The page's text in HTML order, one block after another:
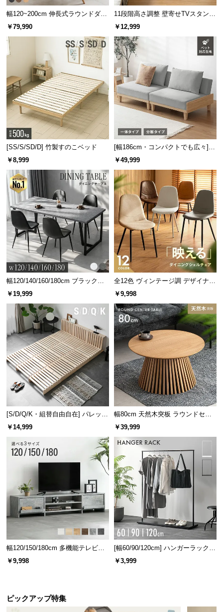
ハードな寝心地
コイル同士の接点が多く安定
ソフトな寝心地
コイル同士の接点が少なく柔軟
横揺れを抑える独立構造
コイルが独立した状態で敷き詰められ、隣接するコ
イルへの振動が伝わりにくい構造です。
寝返りの振動を軽減
マットレスの横揺れが少ないので、自分自身の寝返
りによる振動を抑えられます。
二人での使用におすすめ
隣の人の寝起きや寝返りなど、2人で使っても振動が
幅120~200cm 伸長式ラウンドダイ
ニングテーブル 6人掛け 天然木突
板 美しい格子デザイン
￥79,990
11段階高さ調整 壁寄せTVスタンド
キャスター付き 上下左右角度調節
￥12,999
[SS/S/SD/D] 竹製すのこベッド
￥8,999
[幅186cm・コンパクトでも広々] 3
人掛けソファベッド リクライニン
￥49,999
幅120/140/160/180cm ブラックフ
レーム ダイニング 大理石調 4人掛
￥19,999
全12色 ヴィンテージ調 デザイナー
ズシェルチェア
￥9,998
[S/D/Q/K・組替自由自在] パレット
ベッド 8/12/16枚セット
￥14,999
幅80cm 天然木突板 ラウンドセン
ターテーブル 美しい格子デザイン
￥39,999
幅120/150/180cm 多機能テレビボ
ード 木目/石目調 オープン収納・
引き出し収納付き
￥9,998
[幅60/90/120cm] ハンガーラック
スチール 4段階高さ調節 サイドフ
ック オープンラック シンプル
￥3,999
ピックアップ特集